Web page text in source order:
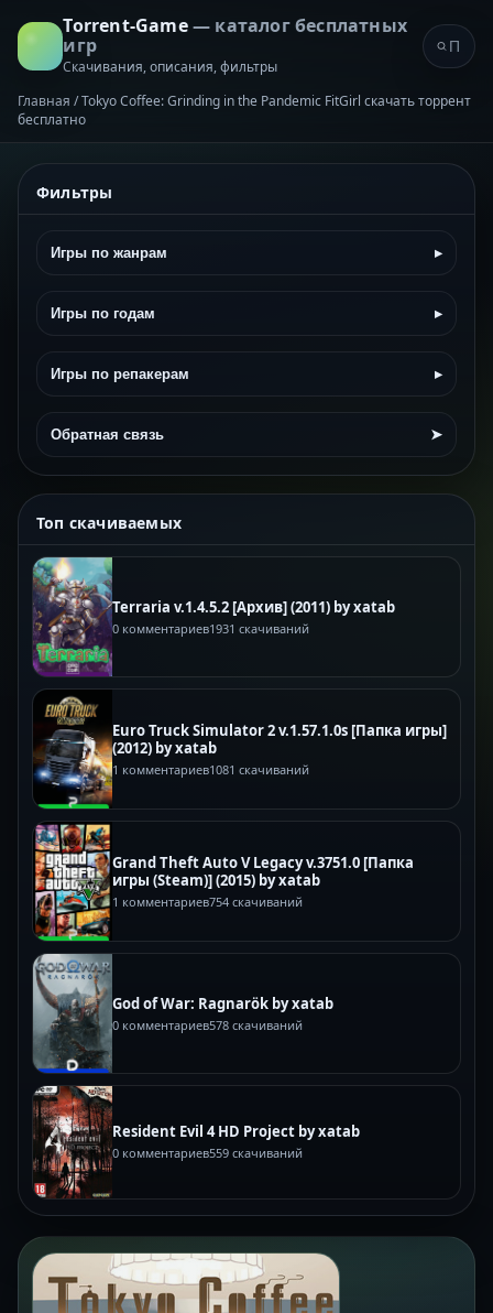
Torrent-Game— каталог бесплатных
игр
Скачивания, описания, фильтры
Главная /Tokyo Coffee: Grinding in the Pandemic FitGirl скачать торрент
бесплатно
Фильтры
Игры по жанрам ▸
Игры по годам ▸
Игры по репакерам ▸
Обратная связь ➤
Топ скачиваемых
Terraria v.1.4.5.2 [Архив] (2011) by xatab
0 комментариев1931 скачиваний
Euro Truck Simulator 2 v.1.57.1.0s [Папка игры]
(2012) by xatab
1 комментариев1081 скачиваний
Grand Theft Auto V Legacy v.3751.0 [Папка
игры (Steam)] (2015) by xatab
1 комментариев754 скачиваний
God of War: Ragnarök by xatab
0 комментариев578 скачиваний
Resident Evil 4 HD Project by xatab
0 комментариев559 скачиваний